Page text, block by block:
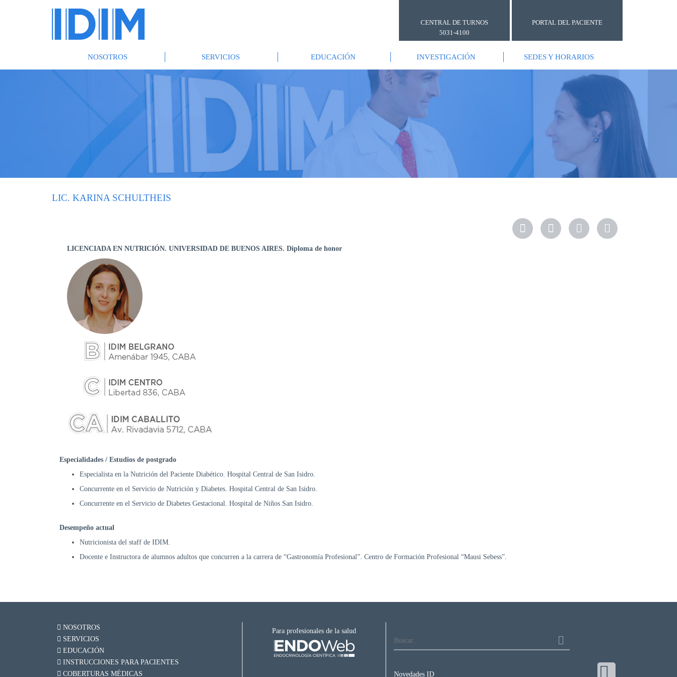
CENTRAL DE TURNOS
5031-4100
PORTAL DEL PACIENTE
NOSOTROS SERVICIOS EDUCACIÓN INVESTIGACIÓN SEDES Y HORARIOS
LIC. KARINA SCHULTHEIS
LICENCIADA EN NUTRICIÓN. UNIVERSIDAD DE BUENOS AIRES. Diploma de honor
Especialidades / Estudios de postgrado
Especialista en la Nutrición del Paciente Diabético. Hospital Central de San Isidro.
Concurrente en el Servicio de Nutrición y Diabetes. Hospital Central de San Isidro.
Concurrente en el Servicio de Diabetes Gestacional. Hospital de Niños San Isidro.
Desempeño actual
Nutricionista del staff de IDIM.
Docente e Instructora de alumnos adultos que concurren a la carrera de “Gastronomía Profesional”. Centro de Formación Profesional “Mausi Sebess”.
NOSOTROS
SERVICIOS
EDUCACIÓN
INSTRUCCIONES PARA PACIENTES
COBERTURAS MÉDICAS
Para profesionales de la salud
Novedades ID